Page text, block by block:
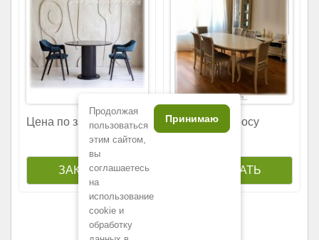
Цена по запросу Цена по запросу
Продолжая
пользоваться
этим сайтом,
вы
соглашаетесь
на
использование
cookie и
обработку
Принимаю